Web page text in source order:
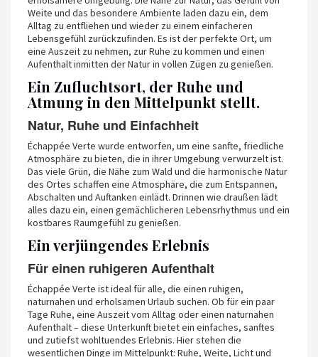
Weite und das besondere Ambiente laden dazu ein, dem
Alltag zu entfliehen und wieder zu einem einfacheren
Lebensgefühl zurückzufinden. Es ist der perfekte Ort, um
eine Auszeit zu nehmen, zur Ruhe zu kommen und einen
Aufenthalt inmitten der Natur in vollen Zügen zu genießen.
Ein Zufluchtsort, der Ruhe und
Atmung in den Mittelpunkt stellt.
Natur, Ruhe und Einfachheit
Échappée Verte wurde entworfen, um eine sanfte, friedliche
Atmosphäre zu bieten, die in ihrer Umgebung verwurzelt ist.
Das viele Grün, die Nähe zum Wald und die harmonische Natur
des Ortes schaffen eine Atmosphäre, die zum Entspannen,
Abschalten und Auftanken einlädt. Drinnen wie draußen lädt
alles dazu ein, einen gemächlicheren Lebensrhythmus und ein
kostbares Raumgefühl zu genießen.
Ein verjüngendes Erlebnis
Für einen ruhigeren Aufenthalt
Échappée Verte ist ideal für alle, die einen ruhigen,
naturnahen und erholsamen Urlaub suchen. Ob für ein paar
Tage Ruhe, eine Auszeit vom Alltag oder einen naturnahen
Aufenthalt – diese Unterkunft bietet ein einfaches, sanftes
und zutiefst wohltuendes Erlebnis. Hier stehen die
wesentlichen Dinge im Mittelpunkt: Ruhe, Weite, Licht und